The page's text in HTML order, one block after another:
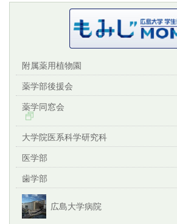
附属薬用植物園
薬学部後援会
薬学同窓会
大学院医系科学研究科
医学部
歯学部
広島大学病院